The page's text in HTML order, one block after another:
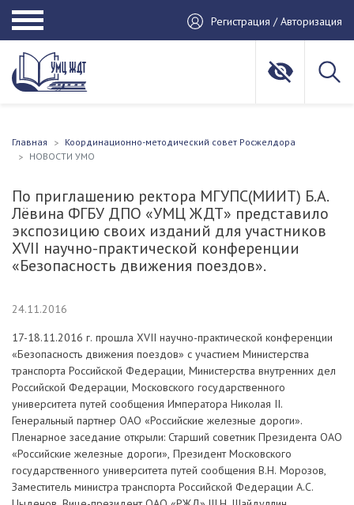
Регистрация / Авторизация
Главная
Координационно-методический совет Росжелдора
НОВОСТИ УМО
По приглашению ректора МГУПС(МИИТ) Б.А.
Лёвина ФГБУ ДПО «УМЦ ЖДТ» представило
экспозицию своих изданий для участников
XVII научно-практической конференции
«Безопасность движения поездов».
24.11.2016
17-18.11.2016 г. прошла XVII научно-практической конференции
«Безопасность движения поездов» с участием Министерства
транспорта Российской Федерации, Министерства внутренних дел
Российской Федерации, Московского государственного
университета путей сообщения Императора Николая II.
Генеральный партнер ОАО «Российские железные дороги».
Пленарное заседание открыли: Старший советник Президента ОАО
«Российские железные дороги», Президент Московского
государственного университета путей сообщения В.Н. Морозов,
Заместитель министра транспорта Российской Федерации А.С.